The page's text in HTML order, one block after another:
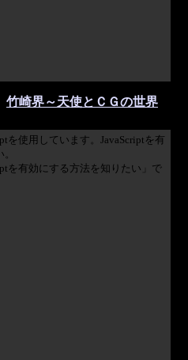
竹崎界～天使とＣＧの世界
を使用しています。JavaScriptを有
を有効にする方法を知りたい」で